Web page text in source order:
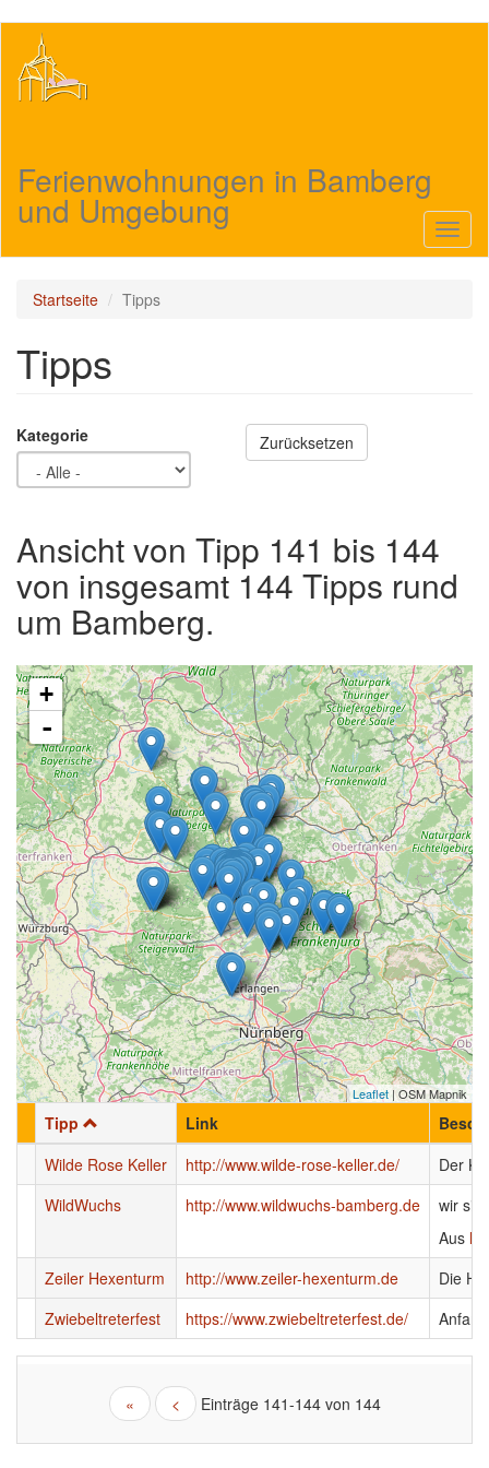
Inhalt
Ferienwohnungen in Bamberg
und Umgebung
Startseite Tipps
Tipps
Kategorie Zurücksetzen
Ansicht von Tipp 141 bis 144
von insgesamt 144 Tipps rund
um Bamberg.
+
-
Leaflet | OSM Mapnik
Tipp Link
Wilde Rose Keller
http://www.wilde-rose-keller.de/
Der
WildWuchs
http://www.wildwuchs-bamberg.de
wir
Aus
Zeiler Hexenturm
http://www.zeiler-hexenturm.de
Die
Zwiebeltreterfest
https://www.zwiebeltreterfest.de/
« < Einträge 141-144 von 144